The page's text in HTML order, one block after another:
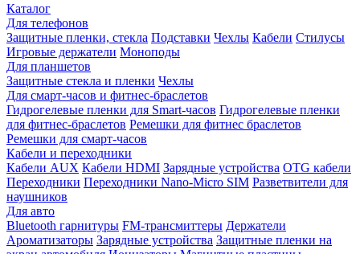
Каталог
Для телефонов
Защитные пленки, стекла Подставки Чехлы Кабели Стилусы
Игровые держатели Моноподы
Для планшетов
Защитные стекла и пленки Чехлы
Для смарт-часов и фитнес-браслетов
Гидрогелевые пленки для Smart-часов Гидрогелевые пленки
для фитнес-браслетов Ремешки для фитнес браслетов
Ремешки для смарт-часов
Кабели и переходники
Кабели AUX Кабели HDMI Зарядные устройства OTG кабели
Переходники Переходники Nano-Micro SIM Разветвители для
наушников
Для авто
Bluetooth гарнитуры FM-трансмиттеры Держатели
Ароматизаторы Зарядные устройства Защитные пленки на